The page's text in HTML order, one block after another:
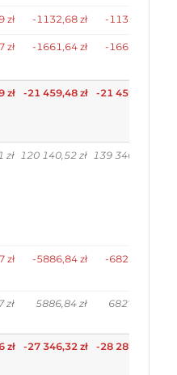
zł -1132,68 zł -1132,68 zł
zł -1661,64 zł -1661,64 zł
zł -21 459,48 zł -21 459,48 zł
zł 120 140,52 zł 139 340,52 zł
zł -5886,84 zł -6827,64 zł
zł 5886,84 zł 6827,64 zł
zł -27 346,32 zł -28 287,12 zł